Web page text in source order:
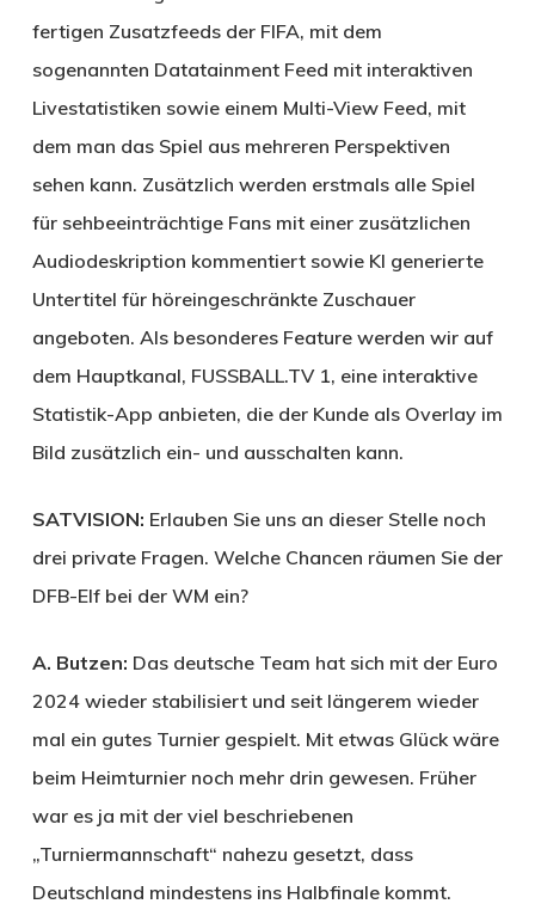
fertigen Zusatzfeeds der FIFA, mit dem
sogenannten Datatainment Feed mit interaktiven
Livestatistiken sowie einem Multi-View Feed, mit
dem man das Spiel aus mehreren Perspektiven
sehen kann. Zusätzlich werden erstmals alle Spiel
für sehbeeinträchtige Fans mit einer zusätzlichen
Audiodeskription kommentiert sowie KI generierte
Untertitel für höreingeschränkte Zuschauer
angeboten. Als besonderes Feature werden wir auf
dem Hauptkanal, FUSSBALL.TV 1, eine interaktive
Statistik-App anbieten, die der Kunde als Overlay im
Bild zusätzlich ein- und ausschalten kann.
SATVISION: Erlauben Sie uns an dieser Stelle noch
drei private Fragen. Welche Chancen räumen Sie der
DFB-Elf bei der WM ein?
A. Butzen: Das deutsche Team hat sich mit der Euro
2024 wieder stabilisiert und seit längerem wieder
mal ein gutes Turnier gespielt. Mit etwas Glück wäre
beim Heimturnier noch mehr drin gewesen. Früher
war es ja mit der viel beschriebenen
„Turniermannschaft“ nahezu gesetzt, dass
Deutschland mindestens ins Halbfinale kommt.